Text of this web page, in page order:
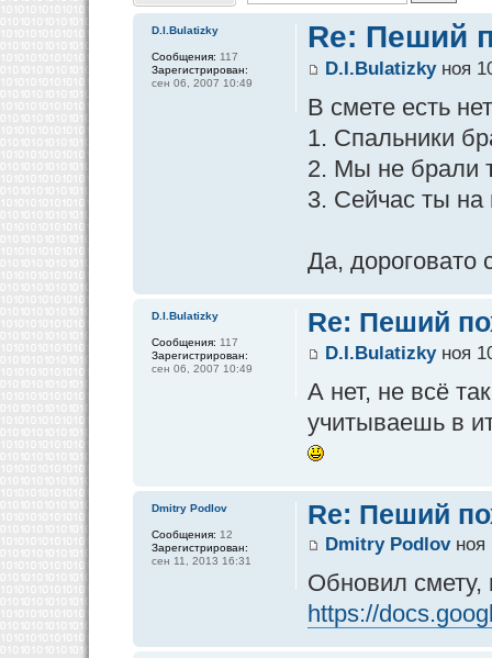
Re: Пеший
D.I.Bulatizkyноя
В смете есть
1. Спальники
2. Мы не брали
3. Сейчас ты на
Да, дороговато
D.I.Bulatizky
Сообщения: 117
Зарегистрирован:
сен 06, 2007 10:49
Re: Пеший
D.I.Bulatizkyноя
А нет, не всё
учитываешь в
D.I.Bulatizky
Сообщения: 117
Зарегистрирован:
сен 06, 2007 10:49
Re: Пеший
Dmitry Podlovноя
Обновил смету,
https://
Dmitry Podlov
Сообщения: 12
Зарегистрирован:
сен 11, 2013 16:31